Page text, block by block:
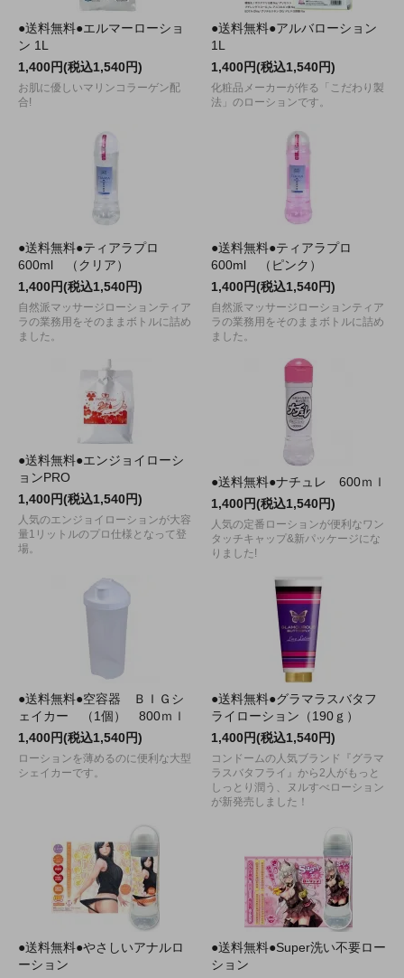
●送料無料●エルマーローショ
ン 1L
1,400円(税込1,540円)
お肌に優しいマリンコラーゲン配
合!
●送料無料●アルバローション
1L
1,400円(税込1,540円)
化粧品メーカーが作る「こだわり製
法」のローションです。
●送料無料●ティアラプロ
600ml （クリア）
1,400円(税込1,540円)
自然派マッサージローションティア
ラの業務用をそのままボトルに詰め
ました。
●送料無料●ティアラプロ
600ml （ピンク）
1,400円(税込1,540円)
自然派マッサージローションティア
ラの業務用をそのままボトルに詰め
ました。
●送料無料●エンジョイローシ
ョンPRO
1,400円(税込1,540円)
人気のエンジョイローションが大容
量1リットルのプロ仕様となって登
場。
●送料無料●ナチュレ 600ｍｌ
1,400円(税込1,540円)
人気の定番ローションが便利なワン
タッチキャップ&新パッケージにな
りました!
●送料無料●空容器 ＢＩＧシ
ェイカー （1個） 800ｍｌ
1,400円(税込1,540円)
ローションを薄めるのに便利な大型
シェイカーです。
●送料無料●グラマラスバタフ
ライローション（190ｇ）
1,400円(税込1,540円)
コンドームの人気ブランド『グラマ
ラスバタフライ』から2人がもっと
しっとり潤う、ヌルすべローション
が新発売しました！
●送料無料●やさしいアナルロ
ーション
●送料無料●Super洗い不要ロー
ション